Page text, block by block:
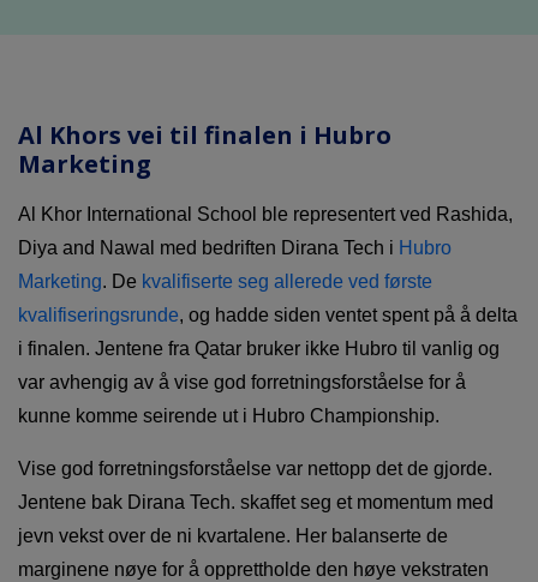
Al Khors vei til finalen i Hubro
Marketing
Al Khor International School ble representert ved Rashida,
Diya and Nawal med bedriften Dirana Tech i Hubro
Marketing. De kvalifiserte seg allerede ved første
kvalifiseringsrunde, og hadde siden ventet spent på å delta
i finalen. Jentene fra Qatar bruker ikke Hubro til vanlig og
var avhengig av å vise god forretningsforståelse for å
kunne komme seirende ut i Hubro Championship.
Vise god forretningsforståelse var nettopp det de gjorde.
Jentene bak Dirana Tech. skaffet seg et momentum med
jevn vekst over de ni kvartalene. Her balanserte de
marginene nøye for å opprettholde den høye vekstraten